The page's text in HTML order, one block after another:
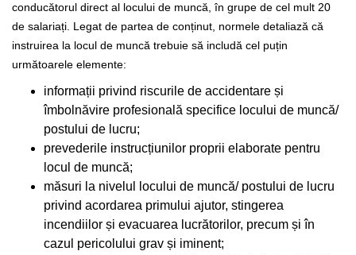
conducătorul direct al locului de muncă, în grupe de cel mult 20
de salariați. Legat de partea de conținut, normele detaliază că
instruirea la locul de muncă trebuie să includă cel puțin
următoarele elemente:
informații privind riscurile de accidentare și
îmbolnăvire profesională specifice locului de muncă/
postului de lucru;
prevederile instrucțiunilor proprii elaborate pentru
locul de muncă;
măsuri la nivelul locului de muncă/ postului de lucru
privind acordarea primului ajutor, stingerea
incendiilor și evacuarea lucrătorilor, precum și în
cazul pericolului grav și iminent;